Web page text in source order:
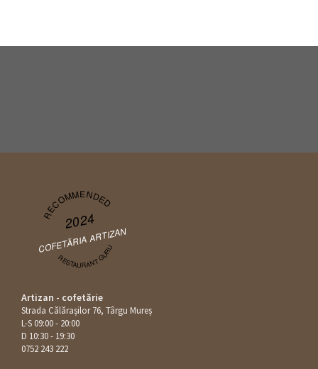
RECOMMENDED
2024
COFETĂRIA ARTIZAN
RESTAURANT GURU
Artizan - cofetărie
Strada Călăraşilor 76, Târgu Mureș
L-S 09:00 - 20:00
D 10:30 - 19:30
0752 243 222